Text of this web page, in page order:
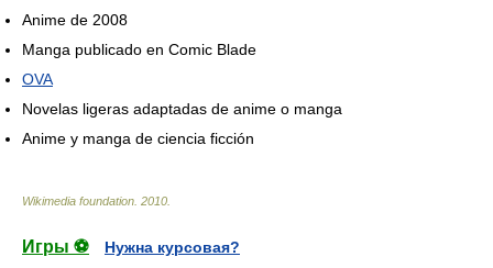
Anime de 2008
Manga publicado en Comic Blade
OVA
Novelas ligeras adaptadas de anime o manga
Anime y manga de ciencia ficción
Wikimedia foundation 2010
Игры ⚽
Нужна курсовая?